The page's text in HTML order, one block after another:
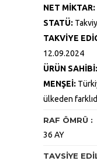
NET MİKTAR:
STATÜ:
TAKVİYE
12.09.2024
ÜRÜN SAHİBİ:
MENŞEİ:
ülkeden
RAF ÖMRÜ :
36 AY
TAVSİYE